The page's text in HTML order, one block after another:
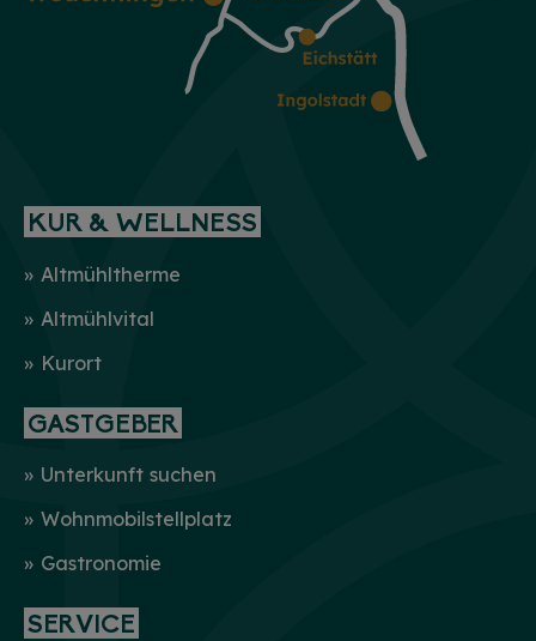
KUR & WELLNESS
Altmühltherme
Altmühlvital
Kurort
GASTGEBER
Unterkunft suchen
Wohnmobilstellplatz
Gastronomie
SERVICEHINWEIS